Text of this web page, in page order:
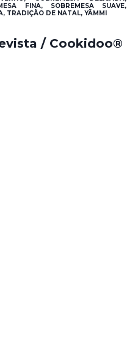
FINA, SOBREMESA SUAVE,
TRADIÇÃO DE NATAL, YÄMMI
/ Cookidoo®